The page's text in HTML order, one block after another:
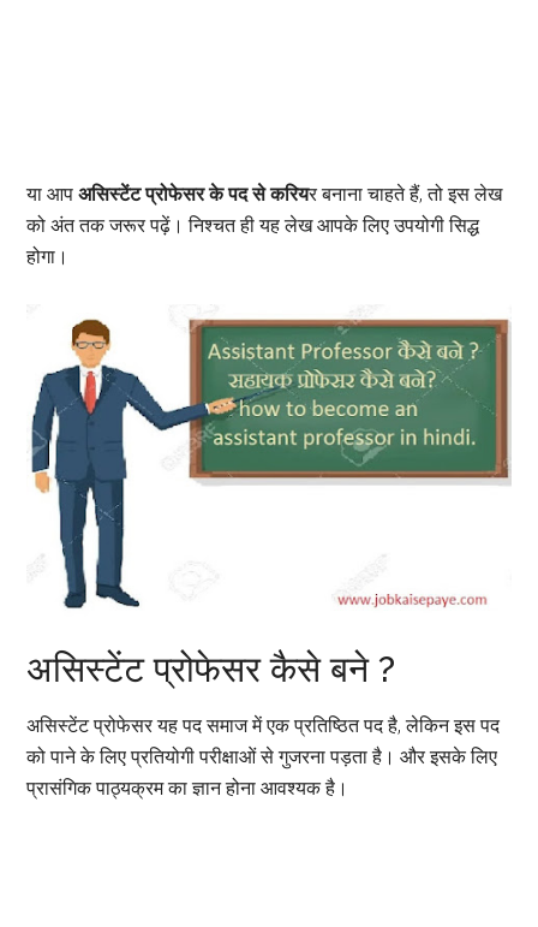
या आपअसिस्टेंट प्रोफेसर के पद से करियर बनाना चाहते हैं, तो इस लेख
को अंत तक जरूर पढ़ें। निश्चत ही यह लेख आपके लिए उपयोगी सिद्ध
होगा।
असिस्टेंट प्रोफेसर कैसे बने ?
असिस्टेंट प्रोफेसर यह पद समाज में एक प्रतिष्ठित पद है, लेकिन इस पद
को पाने के लिए प्रतियोगी परीक्षाओं से गुजरना पड़ता है। और इसके लिए
प्रासंगिक पाठ्यक्रम का ज्ञान होना आवश्यक है।